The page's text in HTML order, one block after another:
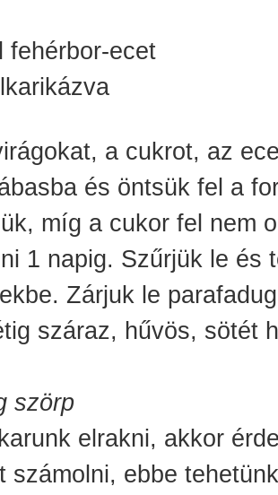
fehérbor-ecet
a cukrot, az
és öntsük fel a
míg a cukor fel nem
1 napig. Szűrjük le és
Zárjuk le
száraz, hűvös, sötét
szörp
elrakni, akkor
számolni, ebbe